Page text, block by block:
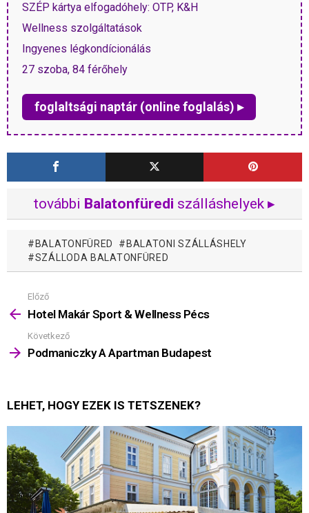
SZÉP kártya elfogadóhely: OTP, K&H
Wellness szolgáltatások
Ingyenes légkondícionálás
27 szoba, 84 férőhely
foglaltsági naptár (online foglalás) ▸
további Balatonfüredi szálláshelyek ▸
BALATONFÜRED
BALATONI SZÁLLÁSHELY
SZÁLLODA BALATONFÜRED
Mutass
többet
Előző
Hotel Makár Sport & Wellness Pécs
Következő
Podmaniczky A Apartman Budapest
LEHET, HOGY EZEK IS TETSZENEK?